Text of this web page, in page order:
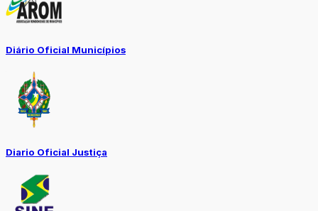
Diário Oficial Municípios
Diario Oficial Justiça